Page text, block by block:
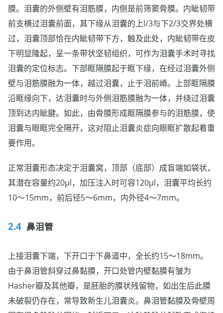
膜。泪囊的外侧壁有泪筋膜，内侧是前筛窦骨膜。内眦韧带
前支横过泪囊前面，其下缘从泪囊的上l/3与下2/3交界处横
过，泪囊顶部恰在内眦韧带下方，触及此处，内眦韧带在皮
下明显隆起，呈一条带状坚韧组织，可作为泪囊手术时寻找
泪囊的定位标志。下部眶隔膜起于眶下缘，在经过泪囊外侧
壁与泪筋膜融为一体，越过泪囊，止于泪前嵴。上部眶隔膜
沿眶缘向下，达泪囊时与外侧泪筋膜融为一体，并绕过泪囊
顶到达内眦腱。如此，由骨膜形成眶隔膜参与的泪筋膜，使
泪囊与眼眶完全隔开，这对阻止泪囊炎症向眼眶扩散起着重
要作用。
正常泪囊形态决定于泪囊窝，顶部（底部）成盲端如袋状，
其潜在容量约20μl，加压注入时可容120μl，泪囊平均长约
10～15mm，前后径5～6mm，内外径4～7mm。
鼻泪管
上接泪囊下端，下开口于下鼻道中，全长约15～18mm。
由于鼻泪管斜穿过鼻黏膜，开口处管内壁黏膜有皱为
Hasher瓣及其他瓣，是胚胎的膜状残留物，如出生后此膜
未破裂仍存在，常导致新生儿泪囊炎。鼻泪管黏膜及骨壁周